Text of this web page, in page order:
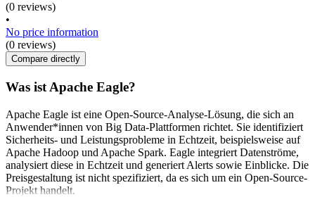
(0 reviews)
•
No price information
(0 reviews)
Compare directly
Was ist Apache Eagle?
Apache Eagle ist eine Open-Source-Analyse-Lösung, die sich an
Anwender*innen von Big Data-Plattformen richtet. Sie identifiziert
Sicherheits- und Leistungsprobleme in Echtzeit, beispielsweise auf
Apache Hadoop und Apache Spark. Eagle integriert Datenströme,
analysiert diese in Echtzeit und generiert Alerts sowie Einblicke. Die
Preisgestaltung ist nicht spezifiziert, da es sich um ein Open-Source-
Projekt handelt.